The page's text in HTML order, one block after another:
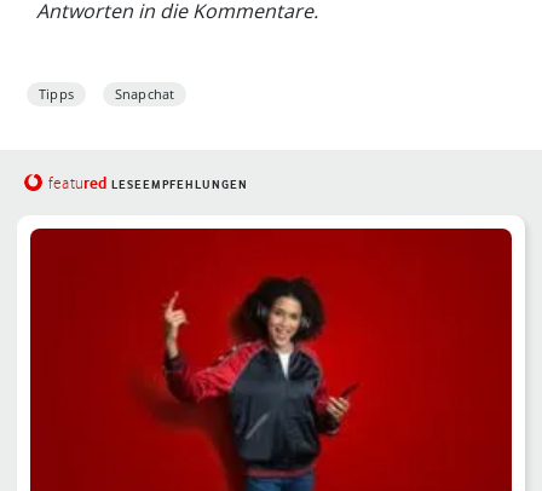
Antworten in die Kommentare.
Tipps Snapchat
featured LESEEMPFEHLUNGEN